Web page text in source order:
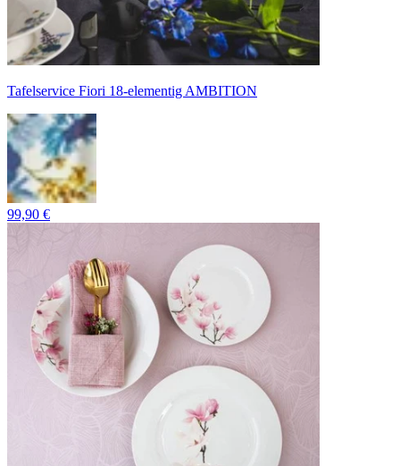
Tafelservice Fiori 18-elementig AMBITION
99,90 €